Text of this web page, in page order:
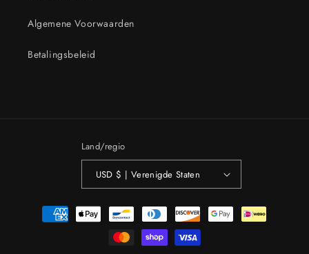
Algemene Voorwaarden
Betalingsbeleid
Land/regio
USD $ | Verenigde Staten
Betaalmethoden